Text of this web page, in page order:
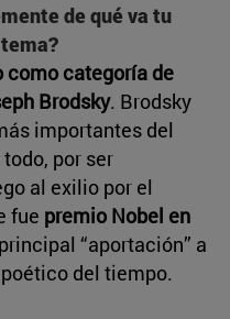
de qué va tu
como categoría de
Brodsky. Brodsky
importantes del
por ser
al exilio por el
fue premio Nobel en
“aportación” a
del tiempo.